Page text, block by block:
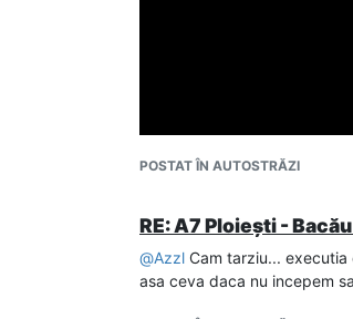
POSTAT ÎN AUTOSTRĂZI
RE: A7 Ploiești -
@Azzl Cam tarziu...
asa ceva daca nu incepem